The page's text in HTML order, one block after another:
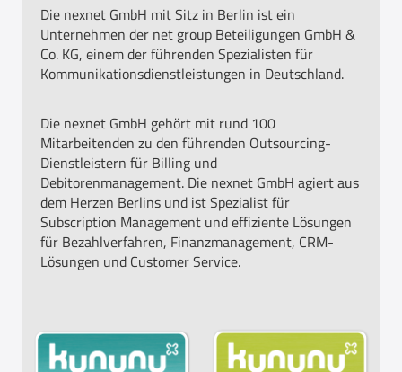
Die nexnet GmbH mit Sitz in Berlin ist ein
Unternehmen der net group Beteiligungen GmbH &
Co. KG, einem der führenden Spezialisten für
Kommunikationsdienstleistungen in Deutschland.
Die nexnet GmbH gehört mit rund 100
Mitarbeitenden zu den führenden Outsourcing-
Dienstleistern für Billing und
Debitorenmanagement. Die nexnet GmbH agiert aus
dem Herzen Berlins und ist Spezialist für
Subscription Management und effiziente Lösungen
für Bezahlverfahren, Finanzmanagement, CRM-
Lösungen und Customer Service.